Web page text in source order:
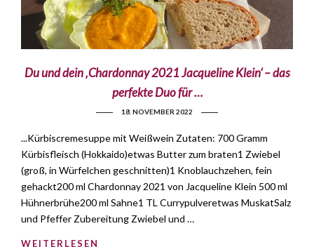
Du und dein ‚Chardonnay 2021 Jacqueline Klein‘ – das
perfekte Duo für …
18. NOVEMBER 2022
...Kürbiscremesuppe mit Weißwein Zutaten: 700 Gramm
Kürbisfleisch (Hokkaido)etwas Butter zum braten1 Zwiebel
(groß, in Würfelchen geschnitten)1 Knoblauchzehen, fein
gehackt200 ml Chardonnay 2021 von Jacqueline Klein 500 ml
Hühnerbrühe200 ml Sahne1 TL Currypulveretwas MuskatSalz
und Pfeffer Zubereitung Zwiebel und …
WEITERLESEN